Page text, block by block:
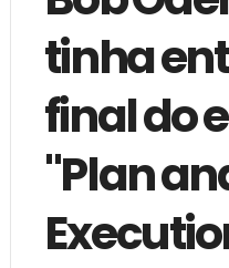
tinha
final do
"Plan